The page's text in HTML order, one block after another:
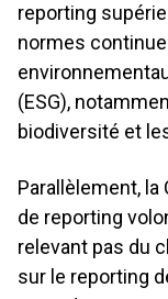
reporting
normes
(ESG),
biodiversité et
Parallèlement,
de reporting
relevant pas du
sur le reporting